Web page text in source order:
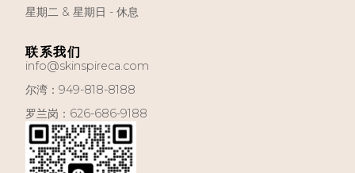
星期二 & 星期日 - 休息​
联系我们
info@skinspireca.com
尔湾：949-818-8188
罗兰岗：626-686-9188